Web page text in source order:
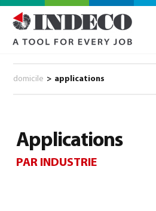
domicile > applications
Applications
PAR INDUSTRIE